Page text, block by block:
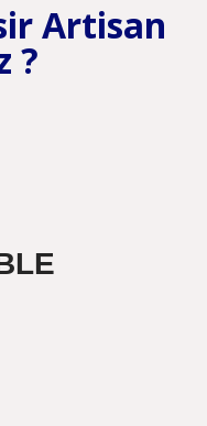
Artisan
?